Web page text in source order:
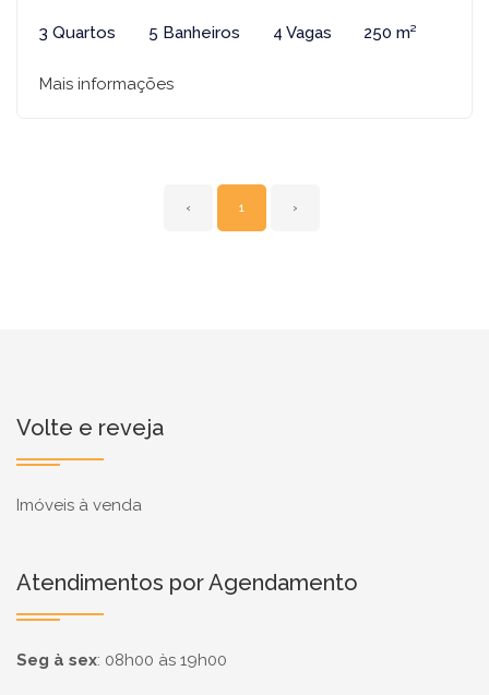
3 Quartos 5 Banheiros 4 Vagas 250 m²
Mais informações
‹ 1 ›
Volte e reveja
Imóveis à venda
Atendimentos por Agendamento
Seg à sex: 08h00 às 19h00